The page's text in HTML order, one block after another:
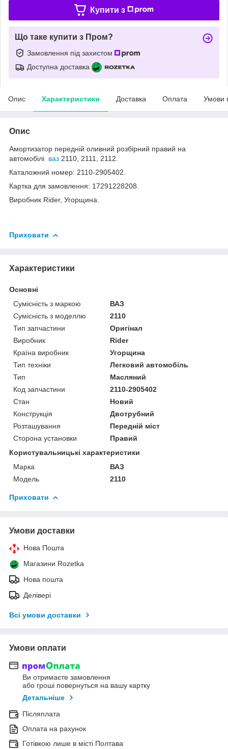
Купити з
Що таке купити з Пром?
Замовлення під захистом
Доступна доставка
Опис Характеристики Доставка Оплата Умови
Опис
Амортизатор передній оливний розбірний правий на
автомобілі ваз 2110, 2111, 2112.
Каталожний номер: 2110-2905402.
Картка для замовлення: 17291228208.
Виробник Rider, Угорщина.
Приховати
Характеристики
Основні
Сумісність з маркою
ВАЗ
Сумісність з моделлю
2110
Тип запчастини
Оригінал
Виробник
Rider
Країна виробник
Угорщина
Тип техніки
Легковий автомобіль
Тип
Масляний
Код запчастини
2110-2905402
Стан
Новий
Конструкція
Двотрубний
Розташування
Передній міст
Сторона установки
Правий
Користувальницькі характеристики
Марка
ВАЗ
Модель
2110
Приховати
Умови доставки
Нова Пошта
Магазини Rozetka
Нова пошта
Делівері
Всі умови доставки
Умови оплати
Ви отримаєте замовлення
або гроші повернуться на вашу картку
Детальніше
Післяплата
Оплата на рахунок
Готівкою лише в місті Полтава